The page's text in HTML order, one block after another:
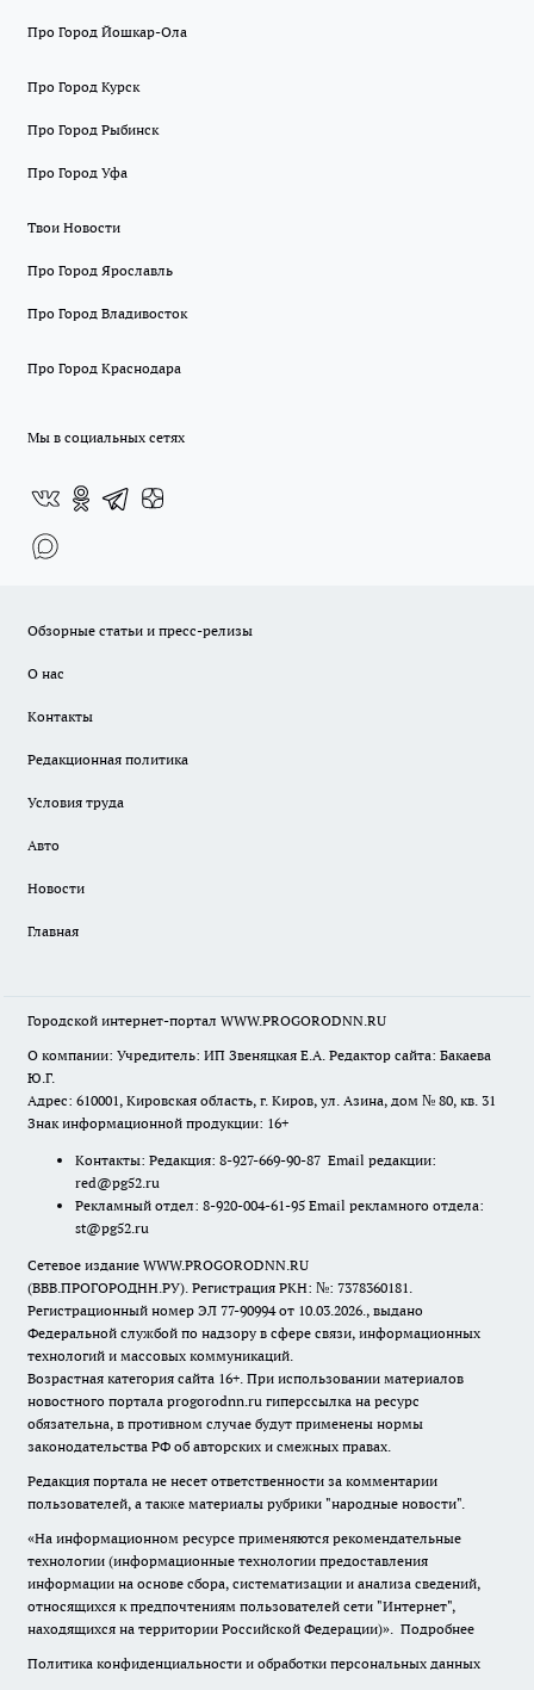
Про Город Йошкар-Ола
Про Город Курск
Про Город Рыбинск
Про Город Уфа
Твои Новости
Про Город Ярославль
Про Город Владивосток
Про Город Краснодара
Мы в социальных сетях
Обзорные статьи и пресс-релизы
О нас
Контакты
Редакционная политика
Условия труда
Авто
Новости
Главная
Городской интернет-портал WWW.PROGORODNN.RU
О компании: Учредитель: ИП Звеняцкая Е.А. Редактор сайта: Бакаева
Ю.Г.
Адрес: 610001, Кировская область, г. Киров, ул. Азина, дом № 80, кв. 31
Знак информационной продукции: 16+
Контакты: Редакция: 8-927-669-90-87 Email редакции:
red@pg52.ru
Рекламный отдел: 8-920-004-61-95 Email рекламного отдела:
st@pg52.ru
Сетевое издание WWW.PROGORODNN.RU
(ВВВ.ПРОГОРОДНН.РУ). Регистрация РКН: №: 7378360181.
Регистрационный номер ЭЛ 77-90994 от 10.03.2026., выдано
Федеральной службой по надзору в сфере связи, информационных
технологий и массовых коммуникаций.
Возрастная категория сайта 16+. При использовании материалов
новостного портала progorodnn.ru гиперссылка на ресурс
обязательна, в противном случае будут применены нормы
законодательства РФ об авторских и смежных правах.
Редакция портала не несет ответственности за комментарии
пользователей, а также материалы рубрики "народные новости".
«На информационном ресурсе применяются рекомендательные
технологии (информационные технологии предоставления
информации на основе сбора, систематизации и анализа сведений,
относящихся к предпочтениям пользователей сети "Интернет",
находящихся на территории Российской Федерации)». Подробнее
Политика конфиденциальности и обработки персональных данных